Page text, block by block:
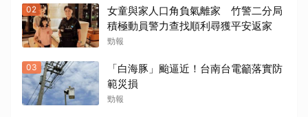
02
女童與家人口角負氣離家 竹警二分局
積極動員警力查找順利尋獲平安返家
勁報
03
「白海豚」颱逼近！台南台電籲落實防
範災損
勁報